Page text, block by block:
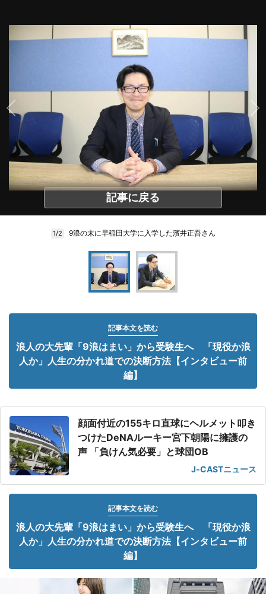
記事に戻る
1/2 9浪の末に早稲田大学に入学した濱井正吾さん
記事本文を読む
浪人の大先輩「9浪はまい」から受験生へ 「現役か浪
人か」人生の分かれ道での決断方法【インタビュー前
編】
顔面付近の155キロ直球にヘルメット叩き
つけたDeNAルーキー宮下朝陽に擁護の
声 「負けん気必要」と球団OB
J-CASTニュース
記事本文を読む
浪人の大先輩「9浪はまい」から受験生へ 「現役か浪
人か」人生の分かれ道での決断方法【インタビュー前
編】